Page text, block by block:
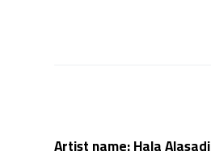
Artist name: Hala Alasadi